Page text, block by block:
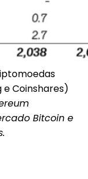
Coinshares)
Bitcoin e